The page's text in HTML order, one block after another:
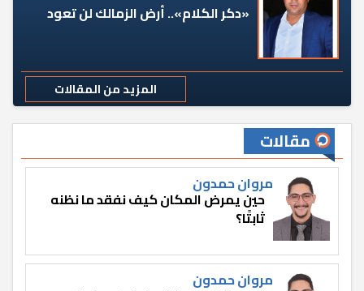
«دكر الكلام».. أرض الزمالك لن تعود
المزيد من المقالات
مقالات
مروان حمدون
حين يمرض المكان كيف نفقد ما نظنه
ثابتًا؟
مروان حمدون